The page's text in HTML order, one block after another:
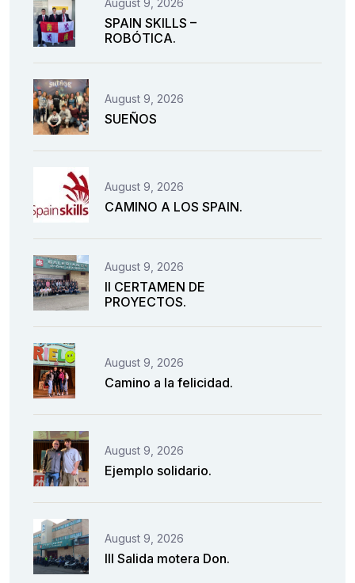
August 9, 2026
SPAIN SKILLS –
ROBÓTICA.
August 9, 2026
SUEÑOS
August 9, 2026
CAMINO A LOS SPAIN.
August 9, 2026
II CERTAMEN DE
PROYECTOS.
August 9, 2026
Camino a la felicidad.
August 9, 2026
Ejemplo solidario.
August 9, 2026
III Salida motera Don.